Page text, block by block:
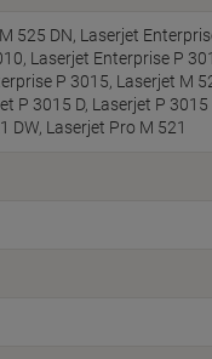
525 DN, Laserjet
Laserjet Enterprise P
P 3015, Laserjet M
P 3015 D, Laserjet P
DW, Laserjet Pro M 521